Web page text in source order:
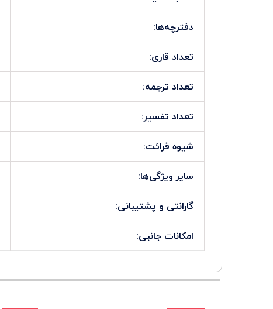
دفترچه‌ها:
تعداد قاری:
تعداد ترجمه:
تعداد تفسیر:
شیوه قرائت:
سایر ویژگی‌ها:
گارانتی و پشتیبانی:
امکانات جانبی: